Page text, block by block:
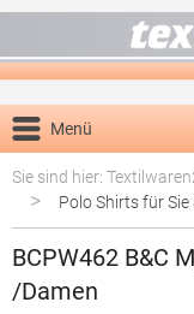
Menü
Sie sind hier:
> Polo Shirts für
BCPW462 B&C
/Damen